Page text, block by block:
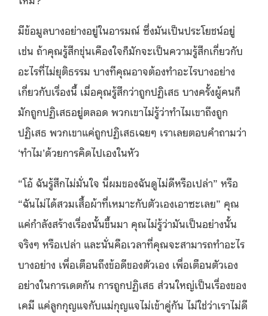
มีข้อมูลบางอย่างอยู่ในอารมณ์ ซึ่งมันเป็นประโยชน์อยู่
เช่น ถ้าคุณรู้สึกขุ่นเคืองใจก็มักจะเป็นความรู้สึกเกี่ยวกับ
อะไรที่ไม่ยุติธรรม บางทีคุณอาจต้องทำอะไรบางอย่าง
เกี่ยวกับเรื่องนี้ เมื่อคุณรู้สึกว่าถูกปฏิเสธ บางครั้งผู้คนก็
มักถูกปฏิเสธอยู่ตลอด พวกเขาไม่รู้ว่าทำไมเขาถึงถูก
ปฏิเสธ พวกเขาแค่ถูกปฏิเสธเฉยๆ เราเลยตอบคำถามว่า
‘ทำไม’ด้วยการคิดไปเองในหัว
“โอ้ ฉันรู้สึกไม่มั่นใจ นี่ผมของฉันดูไม่ดีหรือเปล่า” หรือ
“ฉันไม่ได้สวมเสื้อผ้าที่เหมาะกับตัวเองเอาซะเลย” คุณ
แค่กำลังสร้างเรื่องนั้นขึ้นมา คุณไม่รู้ว่ามันเป็นอย่างนั้น
จริงๆ หรือเปล่า และนั่นคือเวลาที่คุณจะสามารถทำอะไร
บางอย่าง เพื่อเตือนถึงข้อดีของตัวเอง เพื่อเตือนตัวเอง
อย่างในการเดตกัน การถูกปฏิเสธ ส่วนใหญ่เป็นเรื่องของ
เคมี แค่ลูกกุญแจกับแม่กุญแจไม่เข้าคู่กัน ไม่ใช่ว่าเราไม่ดี